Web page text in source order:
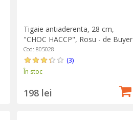
Tigaie antiaderenta, 28 cm,
"CHOC HACCP", Rosu - de Buyer
Cod: 805028
(3)
În stoc
198 lei